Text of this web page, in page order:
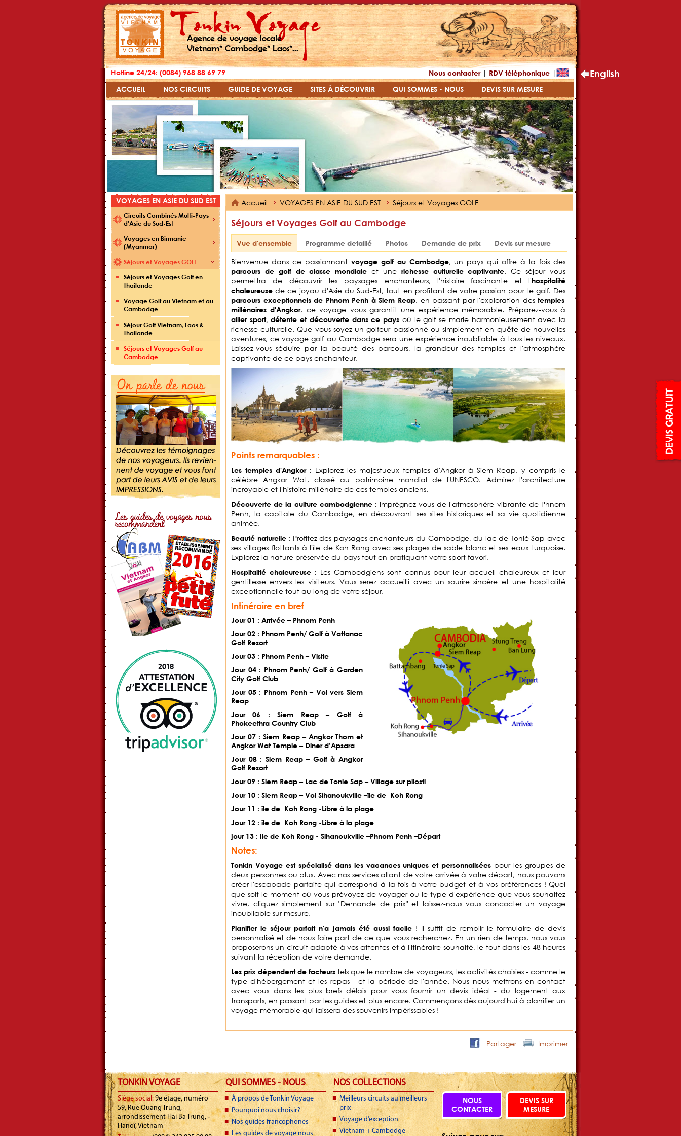
Agence de voyage locale
Vietnam* Cambodge* Laos*...
Nous contacter| RDV téléphonique | English
Hotline 24/24: (0084) 968 88 69 79
ACCUEIL
NOS CIRCUITS GUIDE DE VOYAGE SITES À DÉCOUVRIR QUI SOMMES - NOUS DEVIS SUR MESURE
VOYAGES EN ASIE DU SUD EST
Circuits Combinés Multi-Pays
d'Asie du Sud-Est
Voyages en Birmanie
(Myanmar)
Séjours et Voyages GOLF
Séjours et Voyages Golf en
Thailande
Voyage Golf au Vietnam et au
Cambodge
Séjour Golf Vietnam, Laos &
Thailande
Séjours et Voyages Golf au
Cambodge
Accueil VOYAGES EN ASIE DU SUD EST Séjours et Voyages GOLF
Séjours et Voyages Golf au Cambodge
Vue d'ensemble Programme detaillé Photos Demande de prix Devis sur mesure
Bienvenue dans ce passionnant voyage golf au Cambodge, un pays qui offre à la fois des
parcours de golf de classe mondiale et une richesse culturelle captivante. Ce séjour vous
permettra de découvrir les paysages enchanteurs, l'histoire fascinante et l'hospitalité
chaleureuse de ce joyau d'Asie du Sud-Est, tout en profitant de votre passion pour le golf. Des
parcours exceptionnels de Phnom Penh à Siem Reap, en passant par l'exploration destemples
millénaires d'Angkor, ce voyage vous garantit une expérience mémorable. Préparez-vous à
allier sport, détente et découverte dans ce pays où le golf se marie harmonieusement avec la
richesse culturelle. Que vous soyez un golfeur passionné ou simplement en quête de nouvelles
aventures, ce voyage golf au Cambodge sera une expérience inoubliable à tous les niveaux.
Laissez-vous séduire par la beauté des parcours, la grandeur des temples et l'atmosphère
captivante de ce pays enchanteur.
Points remarquables :
Les temples d'Angkor : Explorez les majestueux temples d'Angkor à Siem Reap, y compris le
célèbre Angkor Wat, classé au patrimoine mondial de l'UNESCO. Admirez l'architecture
incroyable et l'histoire millénaire de ces temples anciens.
Découverte de la culture cambodgienne : Imprégnez-vous de l'atmosphère vibrante de Phnom
Penh, la capitale du Cambodge, en découvrant ses sites historiques et sa vie quotidienne
animée.
Beauté naturelle : Profitez des paysages enchanteurs du Cambodge, du lac de Tonlé Sap avec
ses villages flottants à l'île de Koh Rong avec ses plages de sable blanc et ses eaux turquoise.
Explorez la nature préservée du pays tout en pratiquant votre sport favori.
Hospitalité chaleureuse : Les Cambodgiens sont connus pour leur accueil chaleureux et leur
gentillesse envers les visiteurs. Vous serez accueilli avec un sourire sincère et une hospitalité
exceptionnelle tout au long de votre séjour.
Intinéraire en bref
Jour 01 : Arrivée – Phnom Penh
Jour 02 : Phnom Penh/ Golf à Vattanac
Golf Resort
Jour 03 : Phnom Penh – Visite
Jour 04 : Phnom Penh/ Golf à Garden
City Golf Club
Jour 05 : Phnom Penh – Vol vers Siem
Reap
Jour 06 : Siem Reap – Golf à
Phokeethra Country Club
Jour 07 : Siem Reap – Angkor Thom et
Angkor Wat Temple – Diner d’Apsara
Jour 08 : Siem Reap – Golf à Angkor
Golf Resort
Jour 09 : Siem Reap – Lac de Tonle Sap – Village sur pilosti
Jour 10 : Siem Reap – Vol Sihanoukville –île de Koh Rong
Jour 11 : île de Koh Rong -Libre à la plage
Jour 12 : île de Koh Rong -Libre à la plage
jour 13 : Ile de Koh Rong - Sihanoukville –Phnom Penh –Départ
Notes:
Tonkin Voyage est spécialisé dans les vacances uniques et personnalisées pour les groupes de
deux personnes ou plus. Avec nos services allant de votre arrivée à votre départ, nous pouvons
créer l'escapade parfaite qui correspond à la fois à votre budget et à vos préférences ! Quel
que soit le moment où vous prévoyez de voyager ou le type d'expérience que vous souhaitez
vivre, cliquez simplement sur "Demande de prix" et laissez-nous vous concocter un voyage
inoubliable sur mesure.
Planifier le séjour parfait n'a jamais été aussi facile ! Il suffit de remplir le formulaire de devis
personnalisé et de nous faire part de ce que vous recherchez. En un rien de temps, nous vous
proposerons un circuit adapté à vos attentes et à l'itinéraire souhaité, le tout dans les 48 heures
suivant la réception de votre demande.
Les prix dépendent de facteurs tels que le nombre de voyageurs, les activités choisies - comme le
type d'hébergement et les repas - et la période de l'année. Nous nous mettrons en contact
avec vous dans les plus brefs délais pour vous fournir un devis idéal - du logement aux
transports, en passant par les guides et plus encore. Commençons dès aujourd'hui à planifier un
voyage mémorable qui laissera des souvenirs impérissables !
Imprimer
Partager
TONKIN VOYAGE
Siège social: 9e étage, numéro
59, Rue Quang Trung,
arrondissement Hai Ba Trung,
Hanoï, Vietnam
QUI SOMMES - NOUS
À propos de Tonkin Voyage
Pourquoi nous choisir?
Nos guides francophones
Les guides de voyage nous
NOS COLLECTIONS
Meilleurs circuits au meilleurs
prix
Voyage d’exception
Vietnam + Cambodge
NOUS
CONTACTER
DEVIS SUR
MESURE